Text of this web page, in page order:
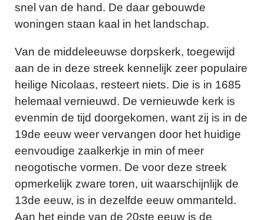
snel van de hand. De daar gebouwde
woningen staan kaal in het landschap.
Van de middeleeuwse dorpskerk, toegewijd
aan de in deze streek kennelijk zeer populaire
heilige Nicolaas, resteert niets. Die is in 1685
helemaal vernieuwd. De vernieuwde kerk is
evenmin de tijd doorgekomen, want zij is in de
19de eeuw weer vervangen door het huidige
eenvoudige zaalkerkje in min of meer
neogotische vormen. De voor deze streek
opmerkelijk zware toren, uit waarschijnlijk de
13de eeuw, is in dezelfde eeuw ommanteld.
Aan het einde van de 20ste eeuw is de